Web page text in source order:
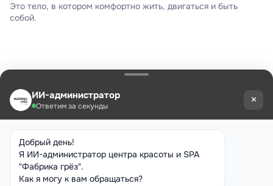
Это тело, в котором комфортно жить, двигаться и быть
собой.